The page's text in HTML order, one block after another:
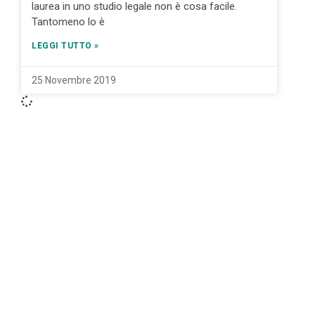
laurea in uno studio legale non è cosa facile.
Tantomeno lo è
LEGGI TUTTO »
25 Novembre 2019